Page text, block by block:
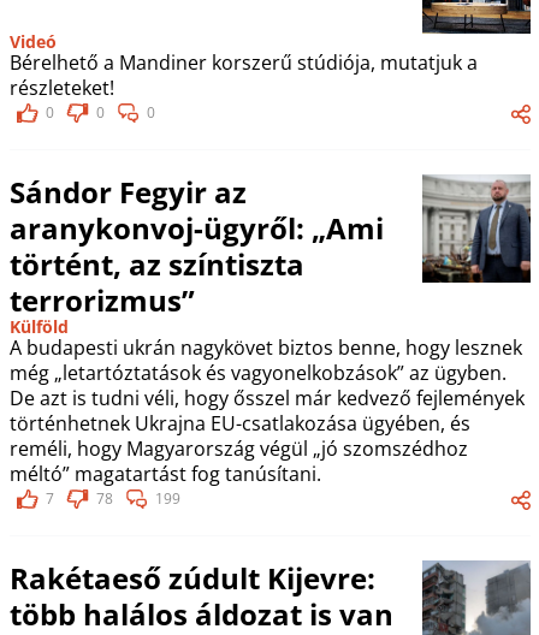
Videó
Bérelhető a Mandiner korszerű stúdiója, mutatjuk a
részleteket!
0 0 0
Sándor Fegyir az
aranykonvoj-ügyről: „Ami
történt, az színtiszta
terrorizmus”
Külföld
A budapesti ukrán nagykövet biztos benne, hogy lesznek
még „letartóztatások és vagyonelkobzások” az ügyben.
De azt is tudni véli, hogy ősszel már kedvező fejlemények
történhetnek Ukrajna EU-csatlakozása ügyében, és
reméli, hogy Magyarország végül „jó szomszédhoz
méltó” magatartást fog tanúsítani.
7 78 199
Rakétaeső zúdult Kijevre:
több halálos áldozat is van